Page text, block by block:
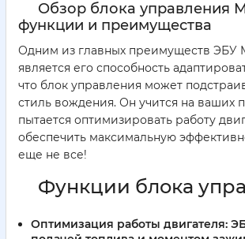
Обзор блока управления
функции и преимущества
Одним из главных преимуществ ЭБУ
является его способность
что блок управления может
стиль вождения. Он учится на ваших
пытается оптимизировать работу
обеспечить максимальную
еще не все!
Функции блока
Оптимизация работы двигателя: